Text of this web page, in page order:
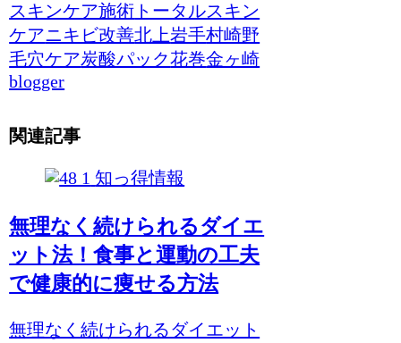
スキンケア施術 トータルスキン
ケアニキビ改善北上岩手村崎野
毛穴ケア炭酸パック花巻金ヶ崎
blogger
関連記事
知っ得情報
無理なく続けられるダイエ
ット法！食事と運動の工夫
で健康的に痩せる方法
無理なく続けられるダイエット